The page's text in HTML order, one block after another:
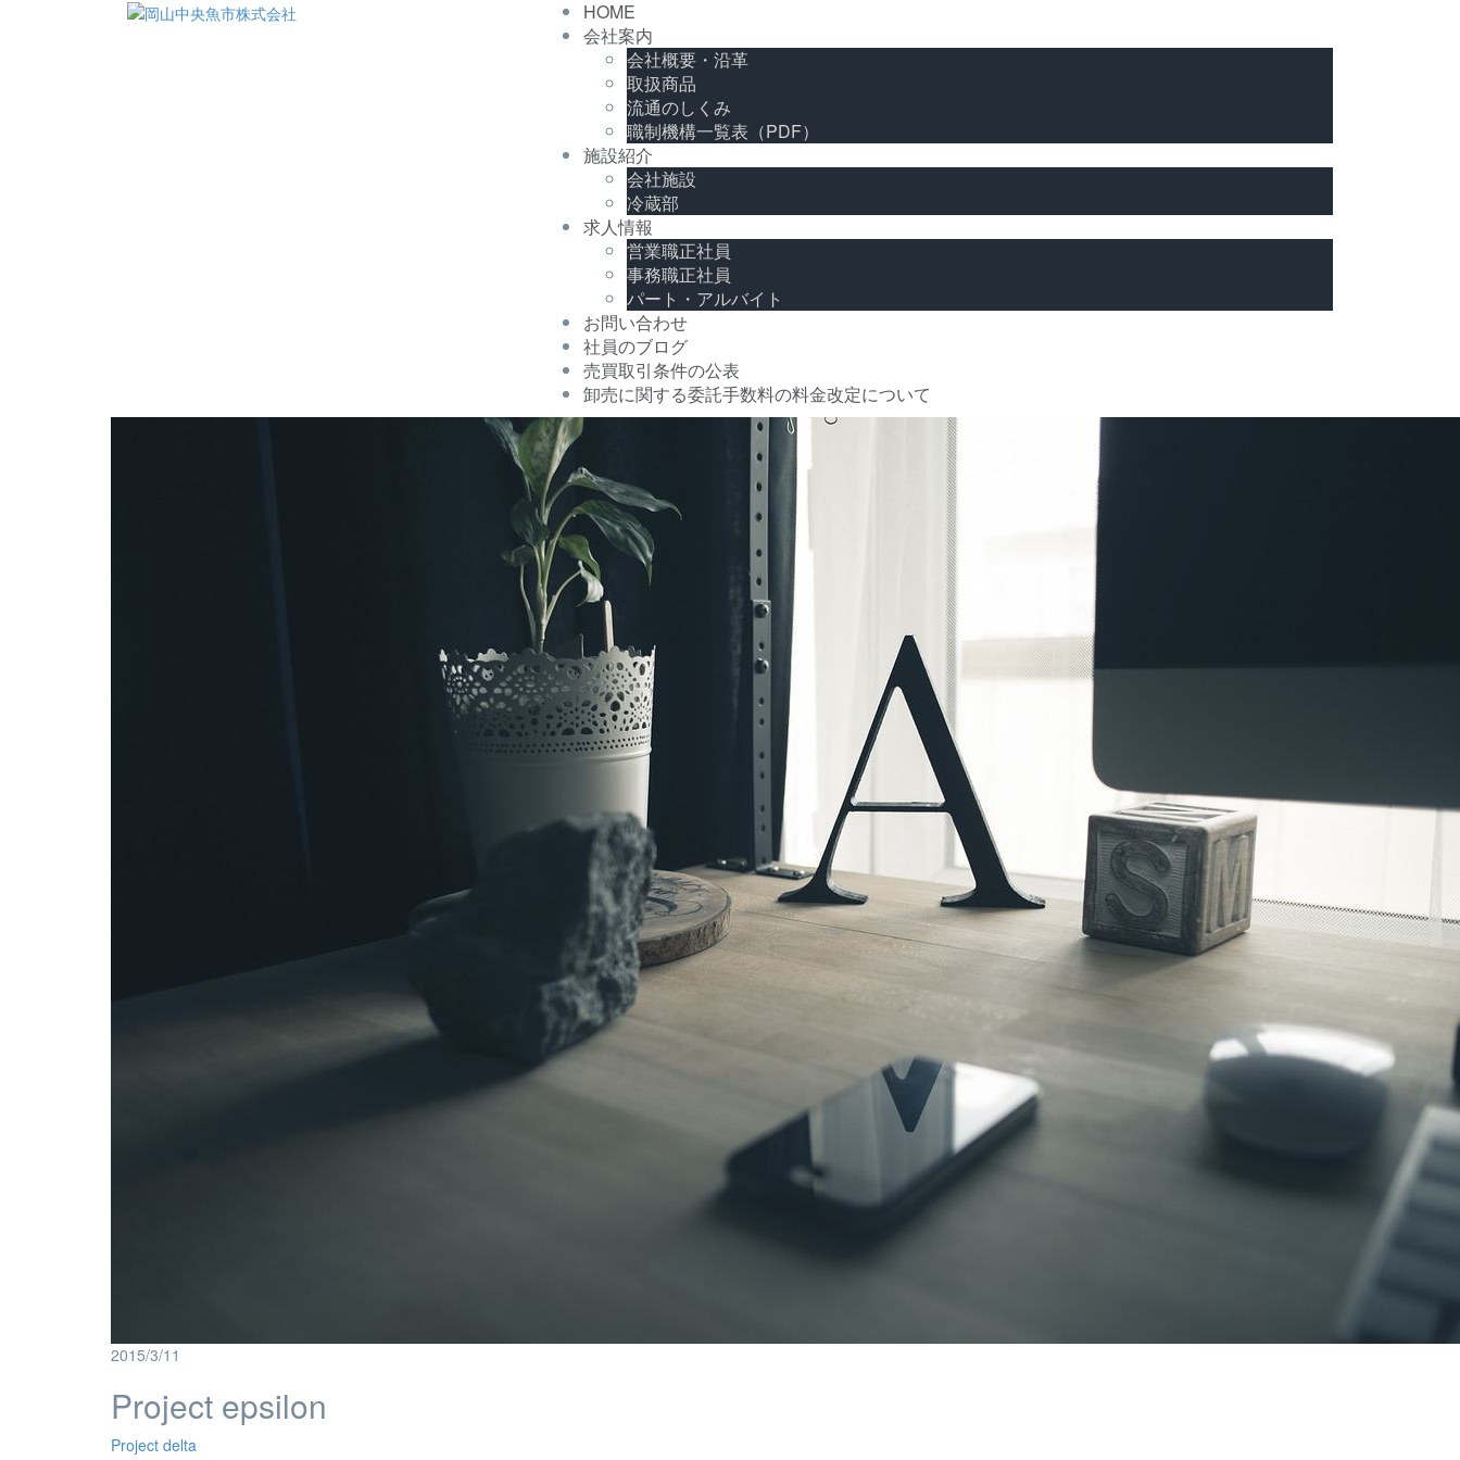
HOME
会社案内
会社概要・沿革
取扱商品
流通のしくみ
職制機構一覧表（PDF）
施設紹介
会社施設
冷蔵部
求人情報
営業職正社員
事務職正社員
パート・アルバイト
お問い合わせ
社員のブログ
売買取引条件の公表
卸売に関する委託手数料の料金改定について
2015/3/11
Project epsilon
投
Project delta